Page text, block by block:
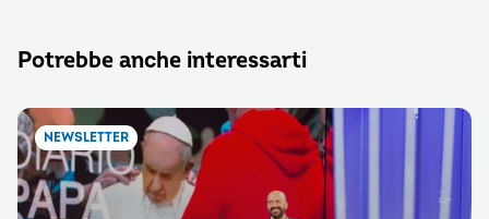
Potrebbe anche interessarti
NEWSLETTER